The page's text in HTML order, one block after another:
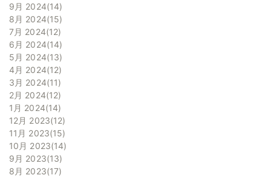
9月 2024 14
8月 2024 15
7月 2024 12
6月 2024 14
5月 2024 13
4月 2024 12
3月 2024 11
2月 2024 12
1月 2024 14
12月 2023 12
11月 2023 15
10月 2023 14
9月 2023 13
8月 2023 17